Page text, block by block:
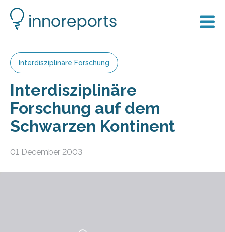
Interdisziplinäre Forschung
Interdisziplinäre
Forschung auf dem
Schwarzen Kontinent
01 December 2003